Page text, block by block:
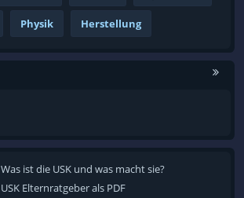
Physik Herstellung
Was ist die USK und was macht sie?
USK Elternratgeber als PDF